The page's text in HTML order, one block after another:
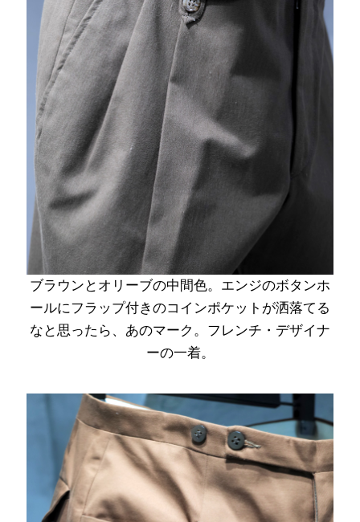
ブラウンとオリーブの中間色。エンジのボタンホ
ールにフラップ付きのコインポケットが洒落てる
なと思ったら、あのマーク。フレンチ・デザイナ
ーの一着。